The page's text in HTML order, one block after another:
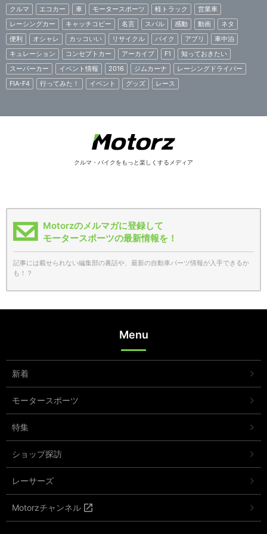
クルマ エコカー 車 モータースポーツ 軽トラック
営業車
レーシングカー
キャッチコピー 名言 スバル 感動 動画
ネタ
便利
オシャレ カッコいい リサイクル バイク アプリ
車中泊
キュレーション
コンセプトカー アーカイブ F1
知っておきたい
スーパーカー
イベント情報 2016 ジムカーナ
レーシングドライバー
FIA-F4
行ってみた！ イベント グッズ レース
クルマ・バイクをもっと楽しくするメディア
Motorzのメルマガに登録して
モータースポーツの最新情報を！
記事には載せられない編集部の裏話や、最新の自動車パーツ情報が入手できるか
も！？
Menu
新着
モータースポーツ
特集
ショップ探訪
レーサーズ
Motorzチャンネル